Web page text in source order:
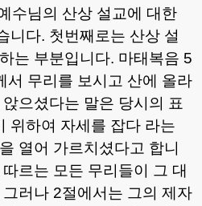
수님의 산상 설교에 대한
니다. 첫번째로는 산상 설
는 부분입니다. 마태복음 5
서 무리를 보시고 산에 올라
앉으셨다는 말은 당시의 표
위하여 자세를 잡다 라는
열어 가르치셨다고 합니
르는 모든 무리들이 그 대
그러나 2절에서는 그의 제자